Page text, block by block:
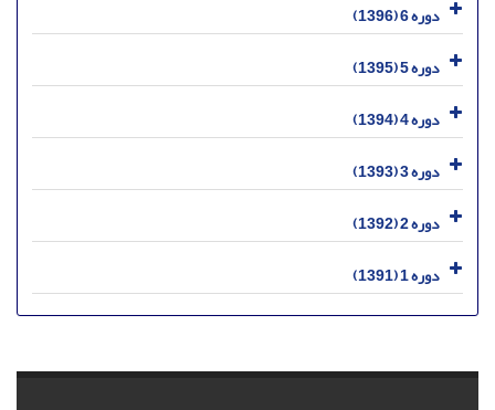
دوره 6 (1396)
دوره 5 (1395)
دوره 4 (1394)
دوره 3 (1393)
دوره 2 (1392)
دوره 1 (1391)